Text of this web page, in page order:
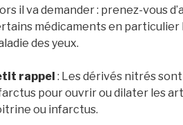
il va demander : prenez-vous
médicaments en particulier
des yeux.
rappel : Les dérivés nitrés sont
pour ouvrir ou dilater les
ou infarctus.